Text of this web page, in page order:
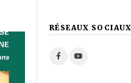
RÉSEAUX SOCIAUX